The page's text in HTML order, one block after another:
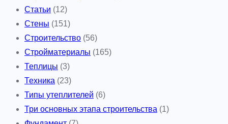
Статьи (12)
Стены (151)
Строительство (56)
Стройматериалы (165)
Теплицы (3)
Техника (23)
Типы утеплителей (6)
Три основных этапа строительства (1)